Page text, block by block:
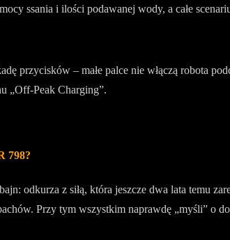
ssania i ilości podawanej wody, a całe
przycisków – małe palce nie włączą robota
„Off-Peak Charging”.
798?
odkurza z siłą, która jeszcze dwa lata temu
Przy tym wszystkim naprawdę „myśli” o